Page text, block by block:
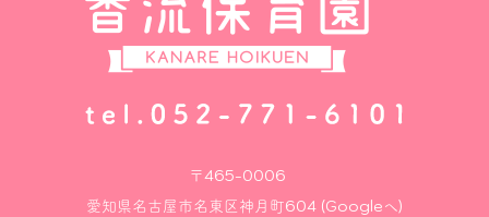
〒465-0006
愛知県名古屋市名東区神月町604 (Googleへ)